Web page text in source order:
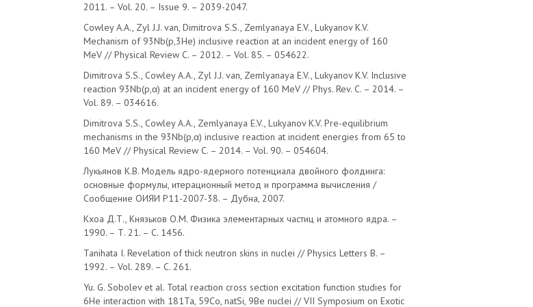
2011. – Vol. 20. – Issue 9. – 2039-2047.
Cowley A.A., Zyl J.J. van, Dimitrova S.S., Zemlyanaya E.V., Lukyanov K.V.
Mechanism of 93Nb(p,3He) inclusive reaction at an incident energy of 160
MeV // Physical Review C. – 2012. – Vol. 85. – 054622.
Dimitrova S.S., Cowley A.A., Zyl J.J. van, Zemlyanaya E.V., Lukyanov K.V. Inclusive
reaction 93Nb(p,α) at an incident energy of 160 MeV // Phys. Rev. C. – 2014. –
Vol. 89. – 034616.
Dimitrova S.S., Cowley A.A., Zemlyanaya E.V., Lukyanov K.V. Pre-equilibrium
mechanisms in the 93Nb(p,α) inclusive reaction at incident energies from 65 to
160 MeV // Physical Review C. – 2014. – Vol. 90. – 054604.
Лукьянов К.В. Модель ядро-ядерного потенциала двойного фолдинга:
основные формулы, итерационный метод и программа вычисления /
Сообщение ОИЯИ Р11-2007-38. – Дубна, 2007.
Кхоа Д.Т., Князьков О.М. Физика элементарных частиц и атомного ядра. –
1990. – Т. 21. – С. 1456.
Tanihata I. Revelation of thick neutron skins in nuclei // Physics Letters B. –
1992. – Vol. 289. – С. 261.
Yu. G. Sobolev et al. Total reaction cross section excitation function studies for
6He interaction with 181Ta, 59Co, natSi, 9Be nuclei // VII Symposium on Exotic